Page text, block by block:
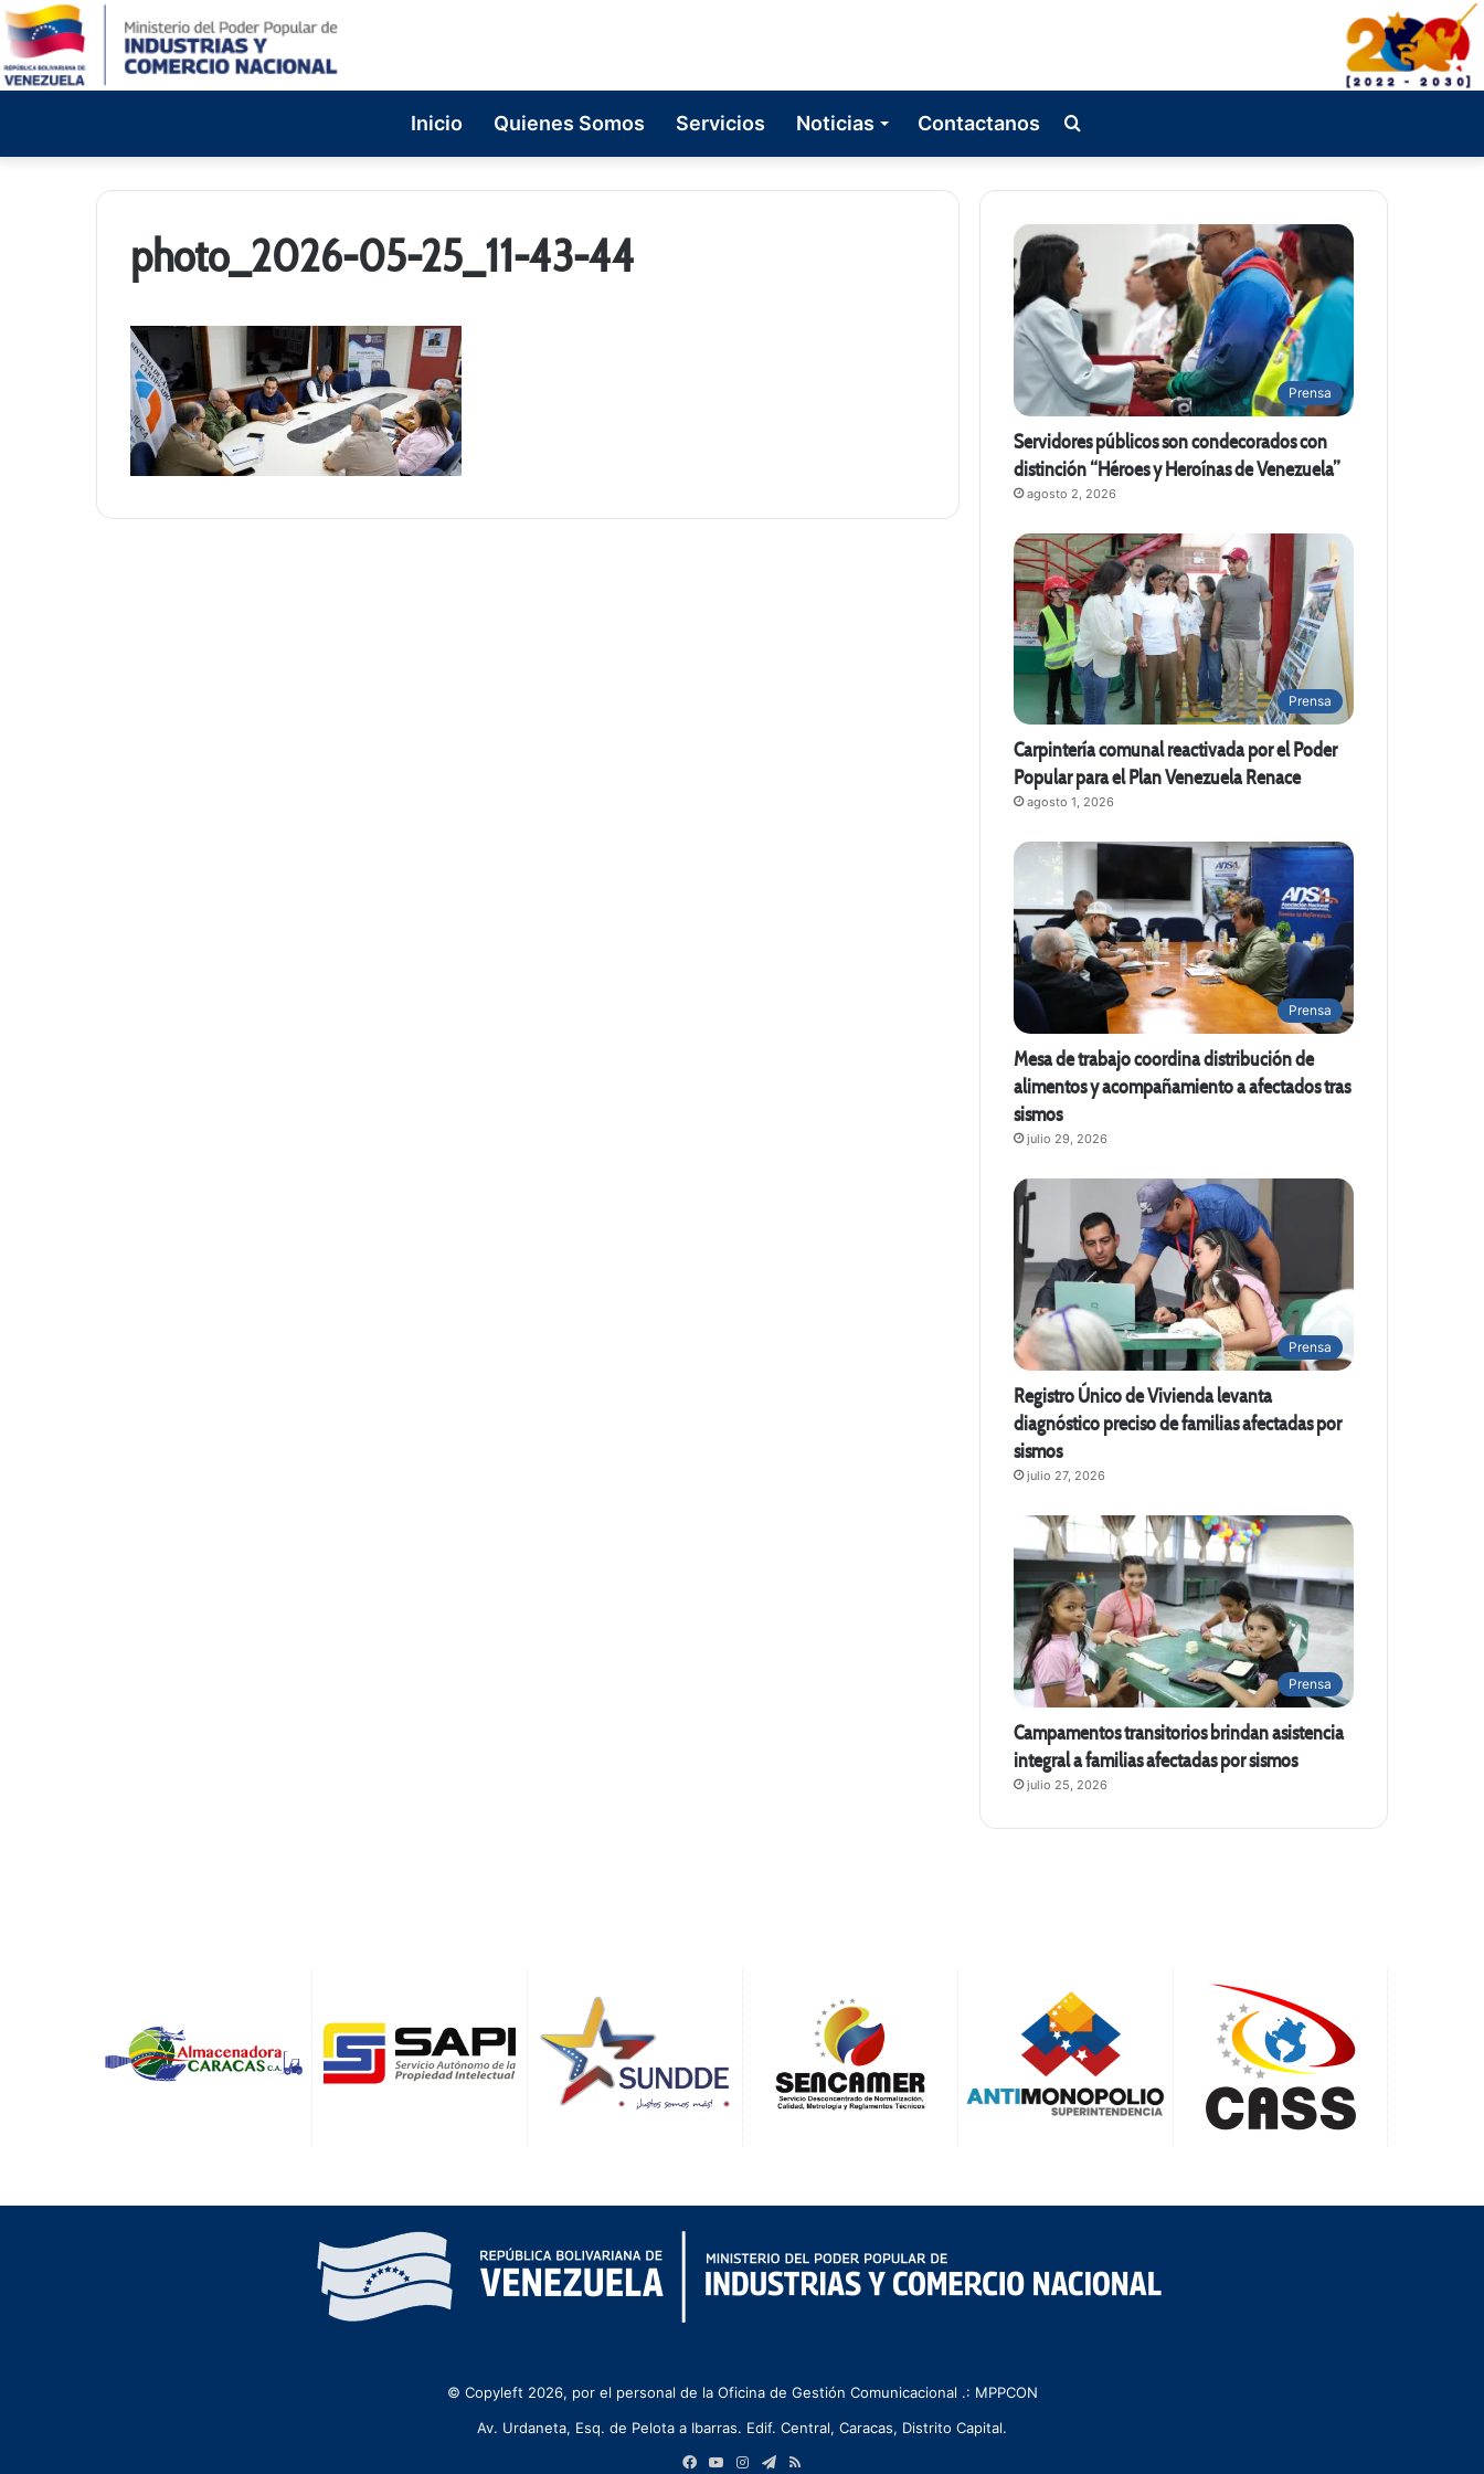
Inicio Quienes Somos Servicios Noticias Contactanos
de
photo_2026-05-25_11-43-44
Prensa
Servidores públicos son condecorados con
distinción “Héroes y Heroínas de Venezuela”
agosto 2, 2026
Prensa
Carpintería comunal reactivada por el Poder
Popular para el Plan Venezuela Renace
agosto 1, 2026
Prensa
Mesa de trabajo coordina distribución de
alimentos y acompañamiento a afectados tras
sismos
julio 29, 2026
Prensa
Registro Único de Vivienda levanta
diagnóstico preciso de familias afectadas por
sismos
julio 27, 2026
Prensa
Campamentos transitorios brindan asistencia
integral a familias afectadas por sismos
julio 25, 2026
© Copyleft 2026, por el personal de la Oficina de Gestión Comunicacional .: MPPCON
Av. Urdaneta, Esq. de Pelota a Ibarras. Edif. Central, Caracas, Distrito Capital.
Facebook
YouTubeInstagram
Telegram